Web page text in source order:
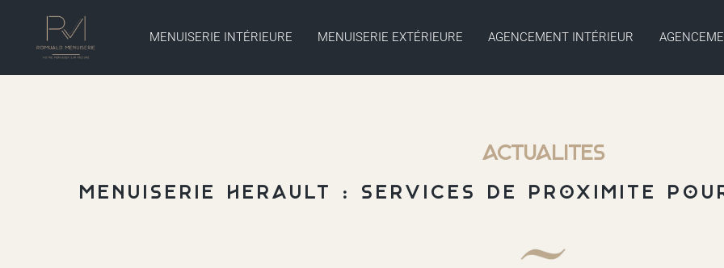
MENUISERIE INTÉRIEURE MENUISERIE EXTÉRIEURE AGENCEMENT INTÉRIEUR
Actualités
Menuiserie Hérault : services de proximité